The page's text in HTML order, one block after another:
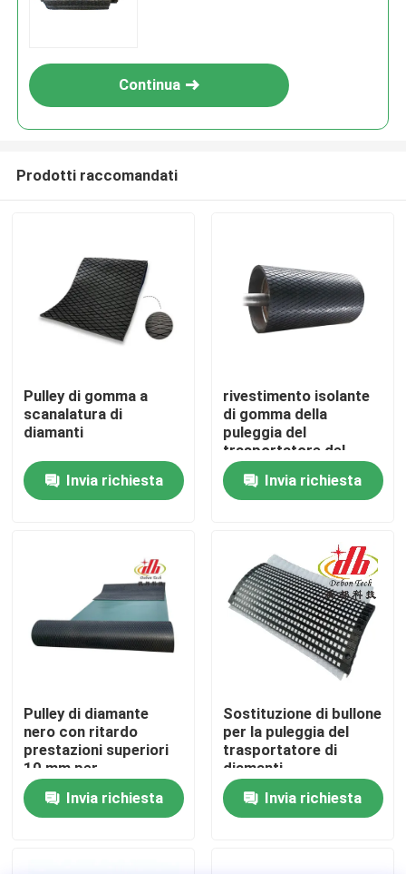
Prodotti
Video
Controllo di qualità
notizie
Fodera ceramica di usura
Continua
Prodotti raccomandati
Pulley di gomma a
scanalatura di
diamanti
Invia richiesta
rivestimento isolante
di gomma della
puleggia del
trasportatore del
diamante
Invia richiesta
Pulley di diamante
nero con ritardo
prestazioni superiori
10 mm per
trasportatori
Invia richiesta
Sostituzione di bullone
per la puleggia del
trasportatore di
diamanti
Invia richiesta